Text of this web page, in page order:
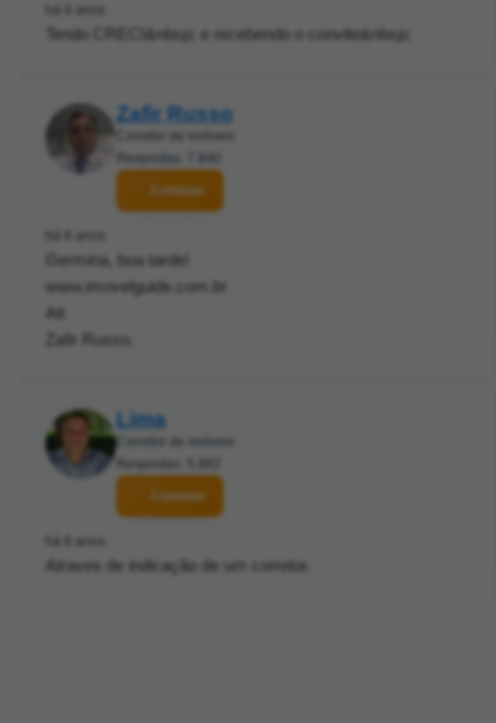
há 6 anos
Tendo CRECI&nbsp; e recebendo o convite&nbsp;
Zafir Russo
Corretor de imóveis
Respostas: 7.840
Contatar
há 6 anos
Germina, boa tarde!
www.imovelguide.com.br
Att
Zafir Russo.
Lima
Corretor de imóveis
Respostas: 5.882
Contatar
há 6 anos
Atraves de indicação de um corretor.